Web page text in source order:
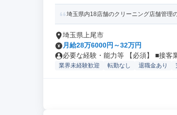
埼玉県内18店舗のクリーニング店舗管理
埼玉県上尾市
月給28万6000円～32万円
必要な経験・能力等 【必須】 ■接客
業界未経験歓迎 転勤なし 退職金あり